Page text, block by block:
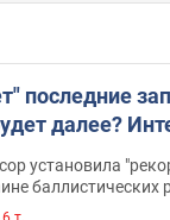
последние
далее?
установила
баллистических